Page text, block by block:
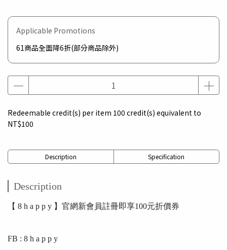
Applicable Promotions
61商品全面降6折(部分商品除外)
Redeemable credit(s) per item 100 credit(s) equivalent to
NT$100
Description Specification
Description
【 8 h a p p y 】官網新會員註冊即享100元折價券
FB : 8 h a p p y